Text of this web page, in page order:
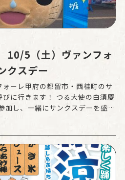
5（土）ヴァンフォ
クスデー
ーレ甲府の都留市・西桂町のサ
に行きます！ つる大使の白須慶
し、一緒にサンクスデーを盛り
をお待ちしておりま […]